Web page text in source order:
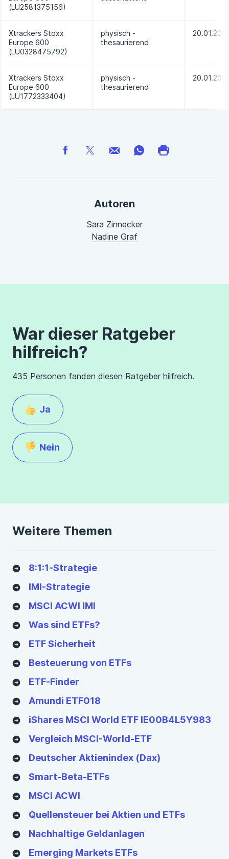
(LU2581375156)
Xtrackers Stoxx
Europe 600
(LU0328475792)
physisch -
thesaurierend
Xtrackers Stoxx
Europe 600
(LU1772333404)
physisch -
thesaurierend
Autoren
Sara Zinnecker
Nadine Graf
War dieser Ratgeber
hilfreich?
435 Personen fanden diesen Ratgeber hilfreich.
Ja
Nein
Weitere Themen
8:1:1-Strategie
IMI-Strategie
MSCI ACWI IMI
Was sind ETFs?
ETF Sicherheit
Besteuerung von ETFs
ETF-Finder
Amundi ETF018
iShares MSCI World ETF IE00B4L5Y983
Vergleich MSCI-World-ETF
Deutscher Aktienindex (Dax)
Smart-Beta-ETFs
MSCI ACWI
Quellensteuer bei Aktien und ETFs
Nachhaltige Geldanlagen
Emerging Markets ETFs